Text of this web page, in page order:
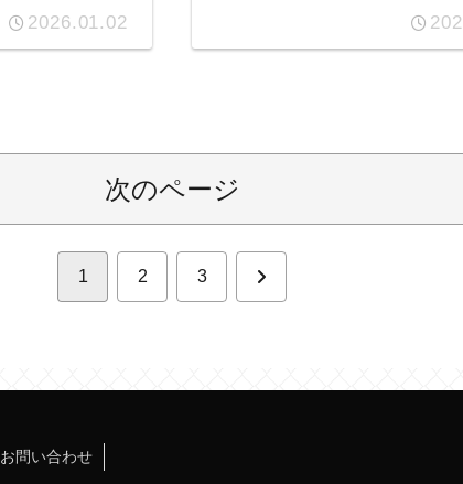
2026.01.02
次のページ
1 2 3 次
お問い合わせ